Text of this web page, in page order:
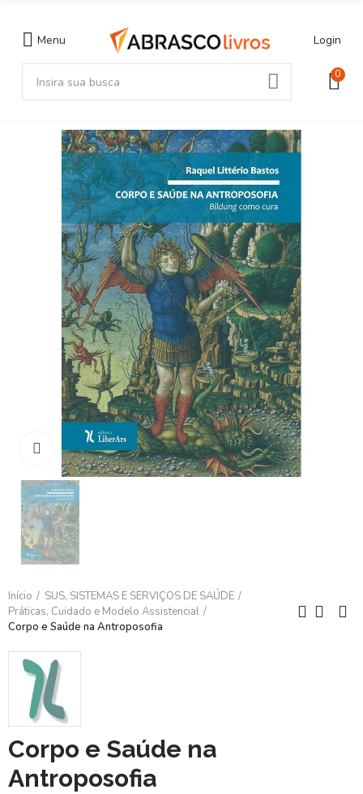
Menu Login
0
Clique para ampliar
Início
SUS, SISTEMAS E SERVIÇOS DE SAÚDE
Práticas, Cuidado e Modelo Assistencial
Corpo e Saúde na Antroposofia
Corpo e Saúde na
Antroposofia